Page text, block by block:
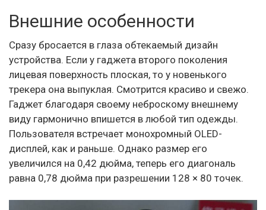
Внешние особенности
Сразу бросается в глаза обтекаемый дизайн
устройства. Если у гаджета второго поколения
лицевая поверхность плоская, то у новенького
трекера она выпуклая. Смотрится красиво и свежо.
Гаджет благодаря своему неброскому внешнему
виду гармонично впишется в любой тип одежды.
Пользователя встречает монохромный OLED-
дисплей, как и раньше. Однако размер его
увеличился на 0,42 дюйма, теперь его диагональ
равна 0,78 дюйма при разрешении 128 × 80 точек.